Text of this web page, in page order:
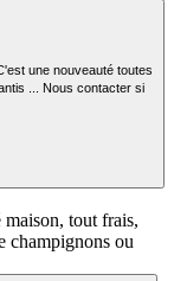
une nouveauté toutes
... Nous contacter si
maison, tout frais,
champignons ou